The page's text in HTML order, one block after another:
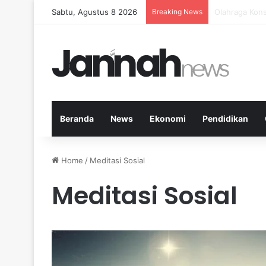
Sabtu, Agustus 8 2026 Breaking News 5 Buah
Beranda News Ekonomi Pendidikan
Home / Meditasi Sosial
Meditasi Sosial